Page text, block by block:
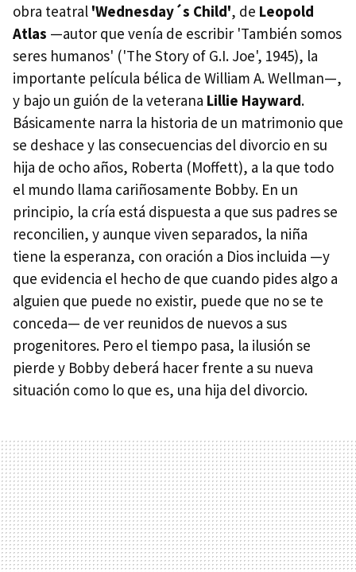
obra teatral 'Wednesday´s Child', de Leopold
Atlas —autor que venía de escribir 'También somos
seres humanos' ('The Story of G.I. Joe', 1945), la
importante película bélica de William A. Wellman—,
y bajo un guión de la veterana Lillie Hayward.
Básicamente narra la historia de un matrimonio que
se deshace y las consecuencias del divorcio en su
hija de ocho años, Roberta (Moffett), a la que todo
el mundo llama cariñosamente Bobby. En un
principio, la cría está dispuesta a que sus padres se
reconcilien, y aunque viven separados, la niña
tiene la esperanza, con oración a Dios incluida —y
que evidencia el hecho de que cuando pides algo a
alguien que puede no existir, puede que no se te
conceda— de ver reunidos de nuevos a sus
progenitores. Pero el tiempo pasa, la ilusión se
pierde y Bobby deberá hacer frente a su nueva
situación como lo que es, una hija del divorcio.